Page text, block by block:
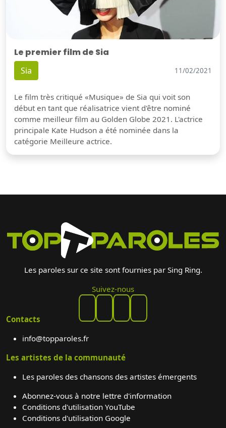
Le premier film de Sia
Sia 11/02/2021
Le film très critiqué «Musique» de Sia qui voit son
début en tant que réalisatrice vient d'être nominé
comme meilleur film au Golden Globe 2021. L'actrice
principale Kate Hudson a été nominée dans la
catégorie Meilleure actrice.
Les paroles sur ce site sont fournies par Sing Ring.
Suivez-nous
Contacts
info@topparoles.fr
Les artistes de la communauté
Les paroles des chansons des artistes émergents
Abonnez-vous à notre lettre d'information
Conditions d'utilisation YouTube
Conditions d'utilisation Google